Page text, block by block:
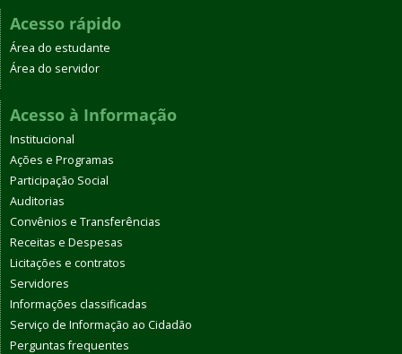
Acesso rápido
Área do estudante
Área do servidor
Acesso à Informação
Institucional
Ações e Programas
Participação Social
Auditorias
Convênios e Transferências
Receitas e Despesas
Licitações e contratos
Servidores
Informações classificadas
Serviço de Informação ao Cidadão
Perguntas frequentes